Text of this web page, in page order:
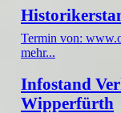
Termin von:
mehr...
Infostand
Wipperfürth